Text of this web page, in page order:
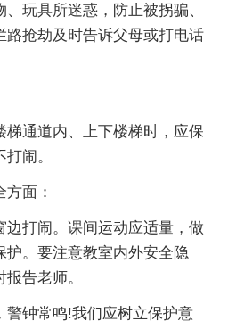
玩具所迷惑，防止被拐骗、
路抢劫及时告诉父母或打电话
梯通道内、上下楼梯时，应保
闹。
面：
边打闹。课间运动应适量，做
护。要注意教室内外安全隐
告老师。
警钟常鸣!我们应树立保护意